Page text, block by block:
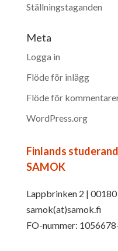
Ställningstaganden
Meta
Logga in
Flöde för inlägg
Flöde för
WordPress.org
Finlands
SAMOK
Lappbrinken 2 |
samok(at)samok.fi
FO-nummer: